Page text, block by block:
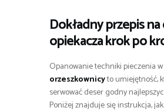
Dokładny przepis
opiekacza krok po
Opanowanie techniki pieczenia w
orzeszkownicyto umiejętność,
serwować deser godny
Poniżej znajduje się instrukcja,